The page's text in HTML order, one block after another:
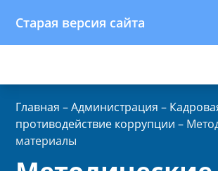
Старая версия сайта
Главная –Администрация –
противодействие коррупции –
материалы